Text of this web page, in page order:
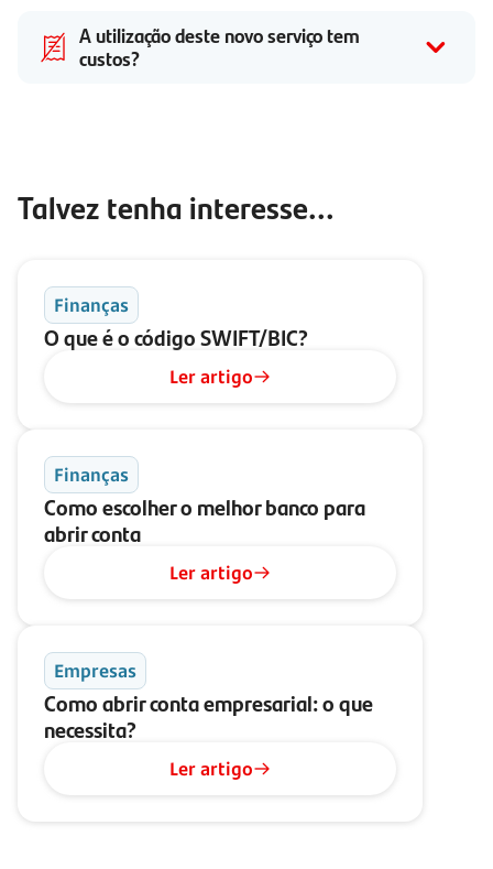
A utilização deste novo serviço tem
custos?
Talvez tenha interesse...
Finanças
O que é o códigoSWIFT/BIC?
Ler artigo
Finanças
Como escolher o melhor banco para
abrir conta
Ler artigo
Empresas
Como abrir conta empresarial: o que
necessita?
Ler artigo